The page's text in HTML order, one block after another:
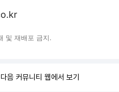
및 재배포 금지.
음 커뮤니티 웹에서 보기